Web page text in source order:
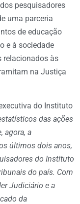
pesquisadores
uma parceria
de educação
e à sociedade
relacionados às
na Justiça
do Instituto
das ações
agora, a
últimos dois anos,
do Instituto
do país. Com
Judiciário e a
da